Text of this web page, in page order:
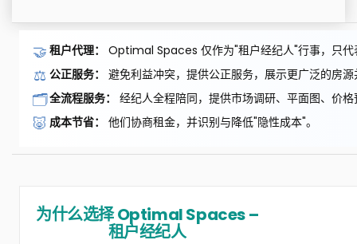
🤝 租户代理： Optimal Spaces 仅作为"租户经纪人"行事，只代
⚖️ 公正服务： 避免利益冲突，提供公正服务，展示更广泛的房
🗂️全流程服务： 经纪人全程陪同，提供市场调研、平面图、价
🐷 成本节省： 他们协商租金，并识别与降低"隐性成本"。
为什么选择 Optimal Spaces –
租户经纪人